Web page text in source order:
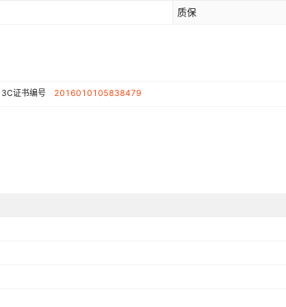
质保
3C证书编号 2016010105838479